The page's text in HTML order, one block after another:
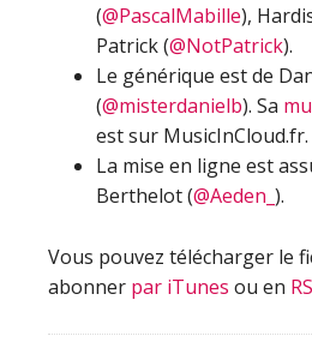
(@PascalMabille),
Patrick (@NotPatrick).
Le générique est de
(@misterdanielb). Sa
est sur MusicInCloud.fr.
La mise en ligne est
Berthelot (@Aeden_ ).
Vous pouvez télécharger le
abonner par iTunes ou en